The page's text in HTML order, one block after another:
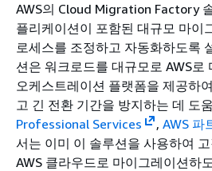
AWS의 Cloud Migration Factory
플리케이션이 포함된 대규모 마이
로세스를 조정하고 자동화하도록
션은 워크로드를 대규모로 AWS
오케스트레이션 플랫폼을 제공하
고 긴 전환 기간을 방지하는 데 도
Professional Services
, AWS 파
서는 이미 이 솔루션을 사용하여
AWS 클라우드로 마이그레이션하